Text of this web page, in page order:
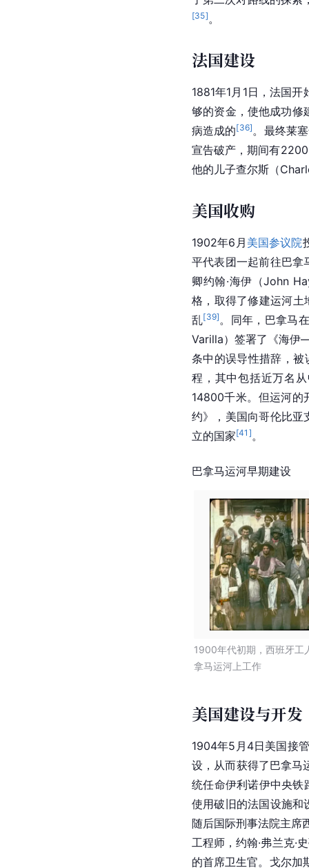
巴拿马共和国（英语
西班牙殖民地
32]。
修建一条能连接两大洋
令对巴拿马地峡进行勘
独立战争却打乱了整个
[35]。
法国建设
1881年1月1日，法国开
够的资金，使他成功修
病造成的[36]。最终莱
宣告破产，期间有
他的儿子查尔斯（
美国收购
1902年6月美国参议院
卿约翰·海伊（John
格，取得了修建运河
39]。同年，巴拿马
Varilla）签署了《海
条中的误导性措辞，
程，其中包括近万名
14800千米。但运河
约》，美国向哥伦比
立的国家 [ 41]。